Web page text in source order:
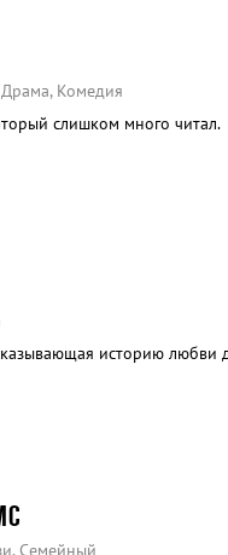
Комедия
слишком много читал.
историю любви
Семейный